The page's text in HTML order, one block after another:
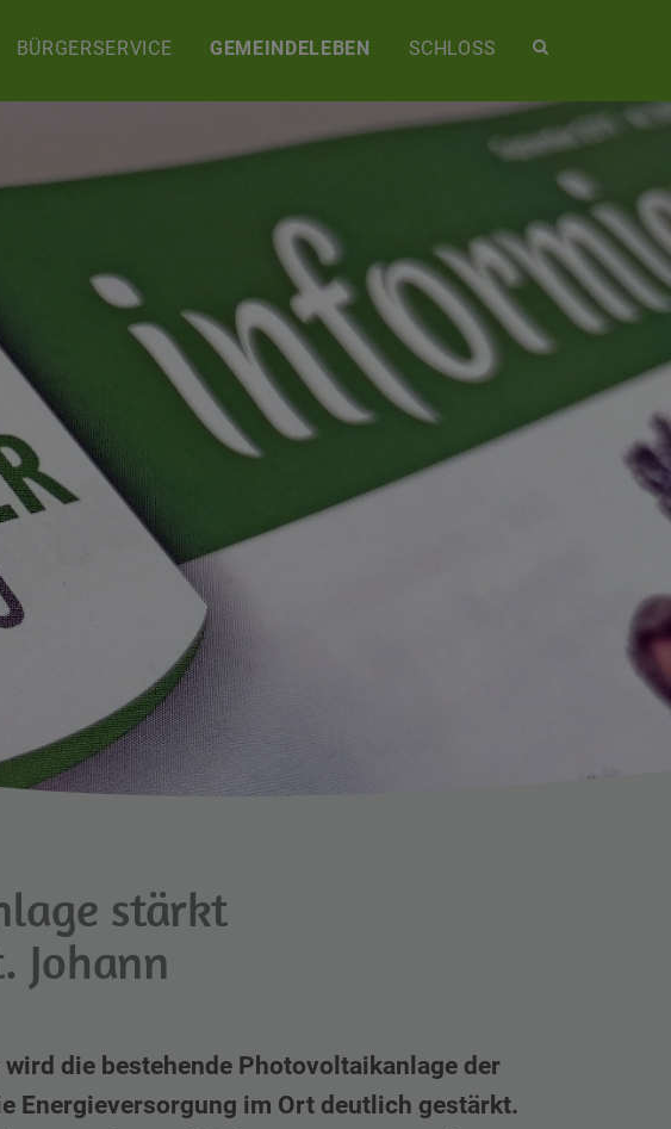
Site
BÜRGERSERVICE GEMEINDELEBEN SCHLOSS
stärkt
Johann
die bestehende Photovoltaikanlage der
Energieversorgung im Ort deutlich gestärkt.